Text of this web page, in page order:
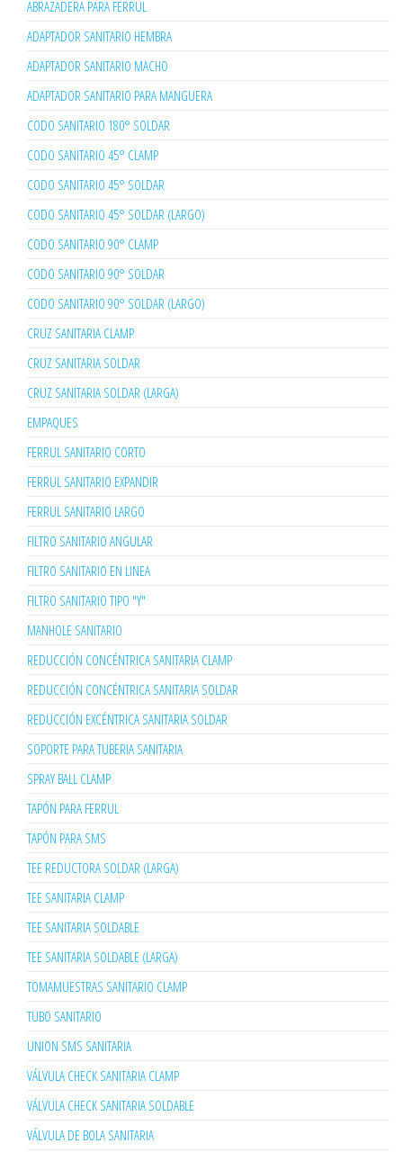
ABRAZADERA PARA FERRUL
ADAPTADOR SANITARIO HEMBRA
ADAPTADOR SANITARIO MACHO
ADAPTADOR SANITARIO PARA MANGUERA
CODO SANITARIO 180° SOLDAR
CODO SANITARIO 45° CLAMP
CODO SANITARIO 45° SOLDAR
CODO SANITARIO 45° SOLDAR (LARGO)
CODO SANITARIO 90° CLAMP
CODO SANITARIO 90° SOLDAR
CODO SANITARIO 90° SOLDAR (LARGO)
CRUZ SANITARIA CLAMP
CRUZ SANITARIA SOLDAR
CRUZ SANITARIA SOLDAR (LARGA)
EMPAQUES
FERRUL SANITARIO CORTO
FERRUL SANITARIO EXPANDIR
FERRUL SANITARIO LARGO
FILTRO SANITARIO ANGULAR
FILTRO SANITARIO EN LINEA
FILTRO SANITARIO TIPO "Y"
MANHOLE SANITARIO
REDUCCIÓN CONCÉNTRICA SANITARIA CLAMP
REDUCCIÓN CONCÉNTRICA SANITARIA SOLDAR
REDUCCIÓN EXCÉNTRICA SANITARIA SOLDAR
SOPORTE PARA TUBERIA SANITARIA
SPRAY BALL CLAMP
TAPÓN PARA FERRUL
TAPÓN PARA SMS
TEE REDUCTORA SOLDAR (LARGA)
TEE SANITARIA CLAMP
TEE SANITARIA SOLDABLE
TEE SANITARIA SOLDABLE (LARGA)
TOMAMUESTRAS SANITARIO CLAMP
TUBO SANITARIO
UNION SMS SANITARIA
VÁLVULA CHECK SANITARIA CLAMP
VÁLVULA CHECK SANITARIA SOLDABLE
VÁLVULA DE BOLA SANITARIA